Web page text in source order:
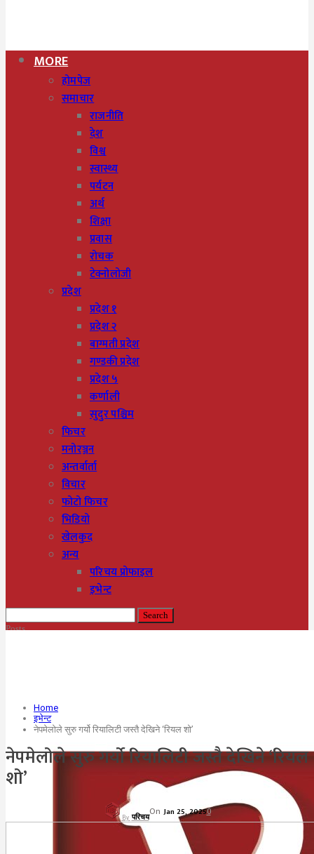
MORE
होमपेज
समाचार
राजनीति
देश
विश्व
स्वास्थ्य
पर्यटन
अर्थ
शिक्षा
प्रवास
रोचक
टेक्नोलोजी
प्रदेश
प्रदेश १
प्रदेश २
बाग्मती प्रदेश
गण्डकी प्रदेश
प्रदेश ५
कर्णाली
सुदुर पश्चिम
फिचर
मनोरञ्जन
अन्तर्वार्ता
विचार
फोटो फिचर
भिडियो
खेलकुद
अन्य
परिचय प्रोफाइल
इभेन्ट
Posts
Home
इभेन्ट
नेपमेलोले सुरु गर्यो रियालिटी जस्तै देखिने ‘रियल शो’
नेपमेलोले सुरु गर्यो रियालिटी जस्तै देखिने ‘रियल
शो’
By परिचयOn Jan 25, 20250